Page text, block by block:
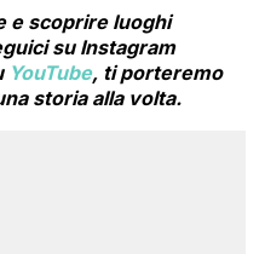
e scoprire luoghi
su Instagram
YouTube, ti porteremo
storia alla volta.